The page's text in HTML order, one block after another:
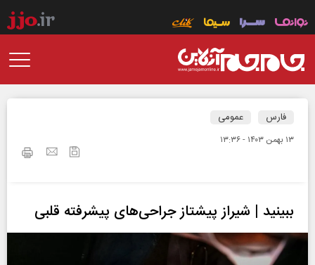
فارس عمومی
۱۳ بهمن ۱۴۰۳ - ۱۳:۳۶
ببینید | شیراز پیشتاز جراحی‌های پیشرفته قلبی